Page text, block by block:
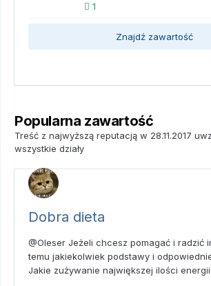
1
Znajdź zawartość
Popularna zawartość
Treść z najwyższą reputacją w 28.11.2017
wszystkie działy
Dobra dieta
@Oleser Jeżeli chcesz pomagać i radzić
temu jakiekolwiek podstawy i
Jakie zużywanie największej ilości energii